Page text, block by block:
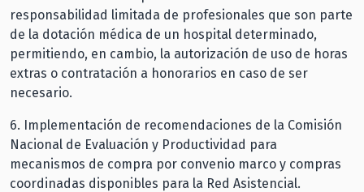
responsabilidad limitada de profesionales que son parte
de la dotación médica de un hospital determinado,
permitiendo, en cambio, la autorización de uso de horas
extras o contratación a honorarios en caso de ser
necesario.
6.⁠ ⁠Implementación de recomendaciones de la Comisión
Nacional de Evaluación y Productividad para
mecanismos de compra por convenio marco y compras
coordinadas disponibles para la Red Asistencial.